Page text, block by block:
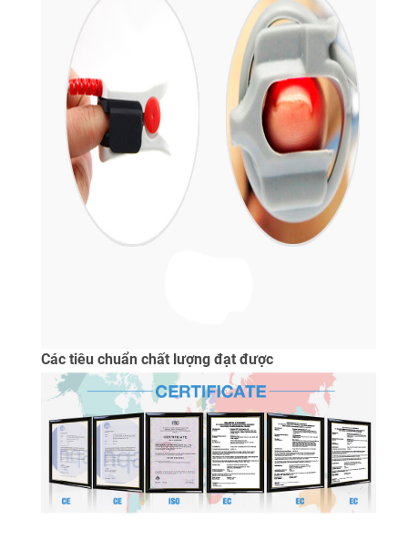
Các tiêu chuẩn chất lượng đạt được